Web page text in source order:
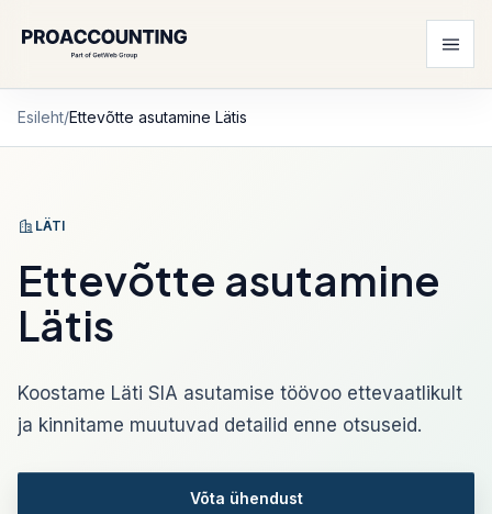
Esileht/Ettevõtte asutamine Lätis
LÄTI
Ettevõtte asutamine
Lätis
Koostame Läti SIA asutamise töövoo ettevaatlikult
ja kinnitame muutuvad detailid enne otsuseid.
Võta ühendust